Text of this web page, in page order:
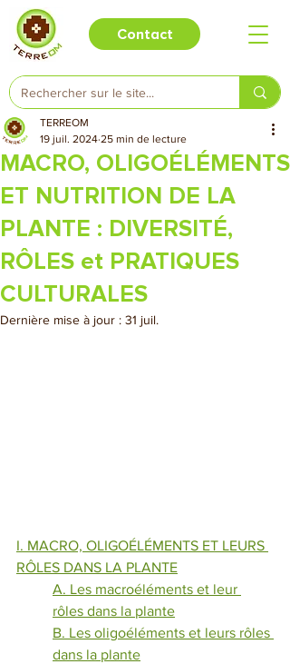
Contact
MACRO, OLIGOÉLÉMENTS
ET NUTRITION DE LA
PLANTE : DIVERSITÉ,
RÔLES et PRATIQUES
CULTURALES
TERREOM
19 juil. 2024 25 min de lecture
Dernière mise à jour : 31 juil.
I. MACRO, OLIGOÉLÉMENTS ET LEURS
RÔLES DANS LA PLANTE
A. Les macroéléments et leur
rôles dans la plante
B. Les oligoéléments et leurs rôles
dans la plante